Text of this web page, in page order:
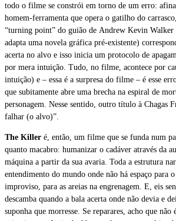
todo o filme se constrói em torno de um erro:
homem-ferramenta que opera o gatilho do
“turning point” do guião de Andrew Kevin Walker
adapta uma novela gráfica pré-existente)
acerta no alvo e isso inicia um protocolo de
por mera intuição. Tudo, no filme, acontece por
intuição) e – essa é a surpresa do filme – é esse
que subitamente abre uma brecha na espiral de
personagem. Nesse sentido, outro título à Chagas
falhar (o alvo)”.
The Killer é, então, um filme que se funda num
quanto macabro: humanizar o cadáver através da
máquina a partir da sua avaria. Toda a estrutura
entendimento do mundo onde não há espaço para
improviso, para as areias na engrenagem. E, eis
descamba quando a bala acerta onde não devia e
suponha que morresse. Se reparares, acho que não